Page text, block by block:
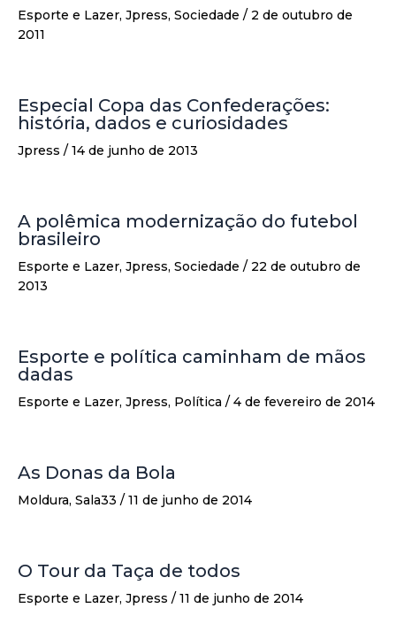
Esporte e Lazer, Jpress, Sociedade / 2 de outubro de
2011
Especial Copa das Confederações:
história, dados e curiosidades
Jpress / 14 de junho de 2013
A polêmica modernização do futebol
brasileiro
Esporte e Lazer, Jpress, Sociedade / 22 de outubro de
2013
Esporte e política caminham de mãos
dadas
Esporte e Lazer, Jpress, Política / 4 de fevereiro de 2014
As Donas da Bola
Moldura, Sala33 / 11 de junho de 2014
O Tour da Taça de todos
Esporte e Lazer, Jpress / 11 de junho de 2014